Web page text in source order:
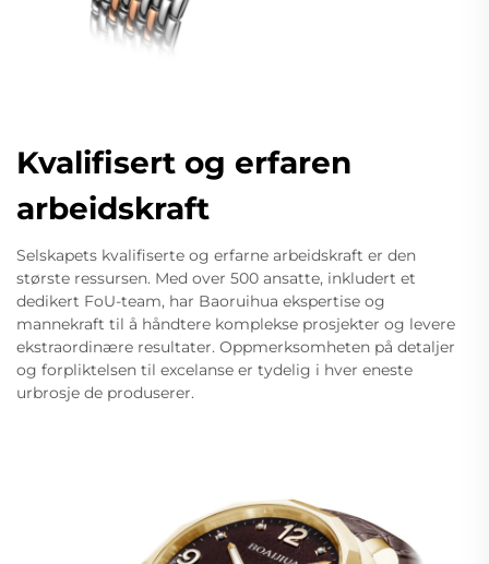
Kvalifisert og erfaren
arbeidskraft
Selskapets kvalifiserte og erfarne arbeidskraft er den
største ressursen. Med over 500 ansatte, inkludert et
dedikert FoU-team, har Baoruihua ekspertise og
mannekraft til å håndtere komplekse prosjekter og levere
ekstraordinære resultater. Oppmerksomheten på detaljer
og forpliktelsen til excelanse er tydelig i hver eneste
urbrosje de produserer.